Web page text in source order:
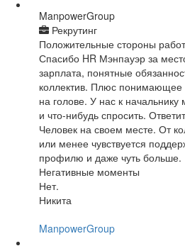
ManpowerGroup
Рекрутинг
Положительные стороны
Спасибо HR Мэнпауэр за
зарплата, понятные
коллектив. Плюс понимающее
на голове. У нас к
и что-нибудь спросить.
Человек на своем месте. От
или менее чувствуется
профилю и даже чуть больше.
Негативные моменты
Нет.
Никита
ManpowerGroup